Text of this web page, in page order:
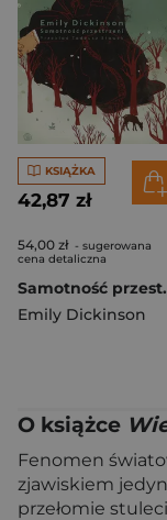
KSIĄŻKA
42,87 zł
54,00 zł - sugerowana
cena detaliczna
Emily Dickinson
O książce
Fenomen
zjawiskiem
przełomie